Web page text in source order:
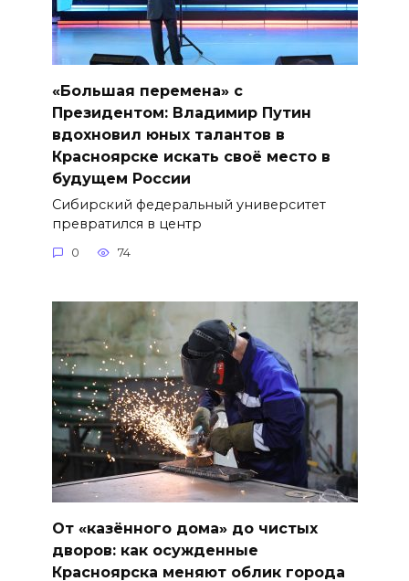
«Большая перемена» с
Президентом: Владимир Путин
вдохновил юных талантов в
Красноярске искать своё место в
будущем России
Сибирский федеральный университет
превратился в центр
0 74
От «казённого дома» до чистых
дворов: как осужденные
Красноярска меняют облик города